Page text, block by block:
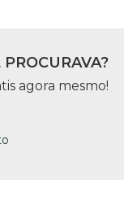
agora mesmo!